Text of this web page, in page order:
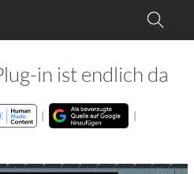
in ist endlich da
|
|